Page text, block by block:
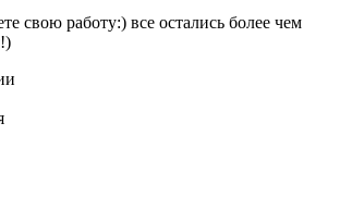
свою работу:) все остались более чем